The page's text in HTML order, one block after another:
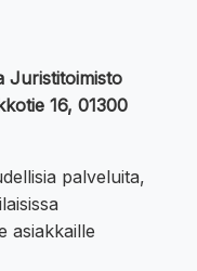
Juristitoimisto
16, 01300
palveluita,
asiakkaille